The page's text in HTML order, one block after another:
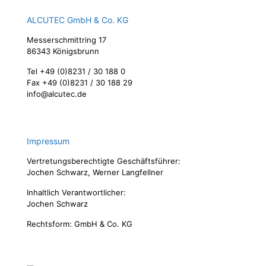
ALCUTEC GmbH & Co. KG
Messerschmittring 17
86343 Königsbrunn
Tel +49 (0)8231 / 30 188 0
Fax +49 (0)8231 / 30 188 29
info@alcutec.de
Impressum
Vertretungsberechtigte Geschäftsführer:
Jochen Schwarz, Werner Langfellner
Inhaltlich Verantwortlicher:
Jochen Schwarz
Rechtsform: GmbH & Co. KG